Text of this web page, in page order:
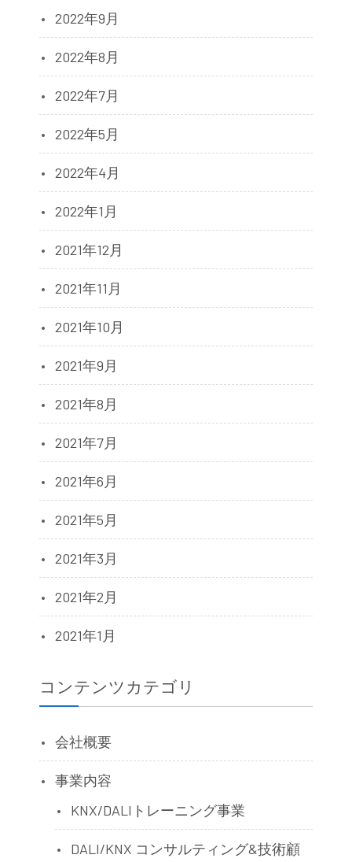
2022年9月
2022年8月
2022年7月
2022年5月
2022年4月
2022年1月
2021年12月
2021年11月
2021年10月
2021年9月
2021年8月
2021年7月
2021年6月
2021年5月
2021年3月
2021年2月
2021年1月
コンテンツカテゴリ
会社概要
事業内容
KNX/DALIトレーニング事業
DALI/KNX コンサルティング&技術顧